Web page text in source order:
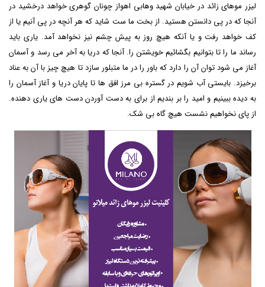
لیزر موهای زائد در خیابان شهید وهابی اهواز چونان گوهری خواهد درخشید در
آنجا که در پی دانستن هستید. از بخت ما ست شاید که هر آنچه در پی آنیم یا از
کف خواهد رفت و یا آنکه هیچ روز به پیش چشم نیز نخواهد آمد. یاری باید
رساند ما را تا بتوانیم بگشائیم خویشتن را. آنجا که دریا به آخر می رسد و آسمان
آغاز می شود توان آن را دارد که باور را در ما متبلور سازد تا هیچ چیز با آن به عناد
برخیزد. بایستی آب شویم در گستره بی مرز افق ها تا پایان دریا و آغاز آسمان را
به دیده ببینیم و امید را بر بندیم از برای به دست آوردن دست های یاری دهنده.
از پای نخواهیم نشست هیچ گاه بی شک.